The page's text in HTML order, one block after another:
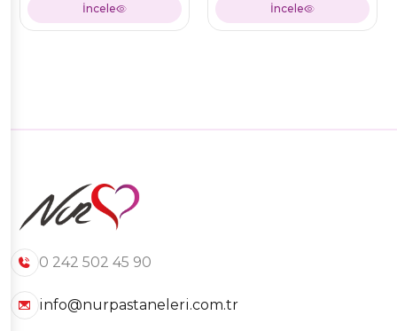
İncele İncele
0 242 502 45 90
info@nurpastaneleri.com.tr